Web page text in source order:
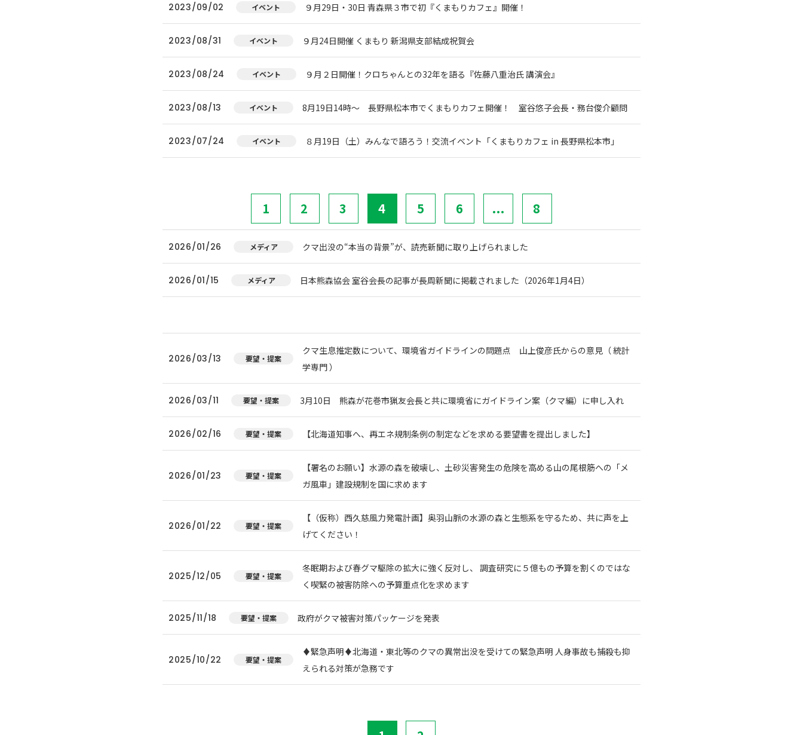
2023/09/02 イベント ９月29日・30日 青森県３市で初『くまもりカフェ』開催！
2023/08/31 イベント ９月24日開催 くまもり 新潟県支部結成祝賀会
2023/08/24 イベント ９月２日開催！クロちゃんとの32年を語る『佐藤八重治氏 講演会』
2023/08/13 イベント 8月19日14時～ 長野県松本市でくまもりカフェ開催！ 室谷悠子会長・務台俊介顧問
2023/07/24 イベント ８月19日（土）みんなで語ろう！交流イベント「くまもりカフェ in 長野県松本市」
1 2 3 4 5 6 ... 8
2026/01/26 メディア クマ出没の“本当の背景”が、読売新聞に取り上げられました
2026/01/15 メディア 日本熊森協会 室谷会長の記事が長周新聞に掲載されました（2026年1月4日）
2026/03/13 要望・提案
クマ生息推定数について、環境省ガイドラインの問題点 山上俊彦氏からの意見（ 統計
学専門 ）
2026/03/11 要望・提案 3月10日 熊森が花巻市猟友会長と共に環境省にガイドライン案（クマ編）に申し入れ
2026/02/16 要望・提案 【北海道知事へ、再エネ規制条例の制定などを求める要望書を提出しました】
2026/01/23 要望・提案
【署名のお願い】水源の森を破壊し、土砂災害発生の危険を高める山の尾根筋への「メ
ガ風車」建設規制を国に求めます
2026/01/22 要望・提案
【（仮称）西久慈風力発電計画】奥羽山脈の水源の森と生態系を守るため、共に声を上
げてください！
2025/12/05 要望・提案
冬眠期および春グマ駆除の拡大に強く反対し、 調査研究に５億もの予算を割くのではな
く喫緊の被害防除への予算重点化を求めます
2025/11/18 要望・提案 政府がクマ被害対策パッケージを発表
2025/10/22 要望・提案
♦️緊急声明♦️北海道・東北等のクマの異常出没を受けての緊急声明 人身事故も捕殺も抑
えられる対策が急務です